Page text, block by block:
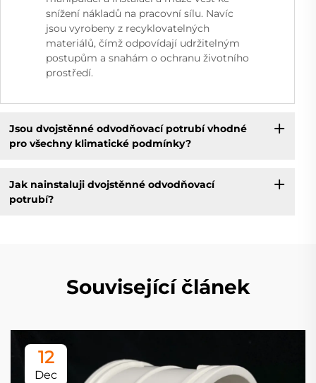
snížení nákladů na pracovní sílu. Navíc
jsou vyrobeny z recyklovatelných
materiálů, čímž odpovídají udržitelným
postupům a snahám o ochranu životního
prostředí.
Jsou dvojstěnné odvodňovací potrubí vhodné
pro všechny klimatické podmínky?
Jak nainstaluji dvojstěnné odvodňovací
potrubí?
Související článek
12
Dec